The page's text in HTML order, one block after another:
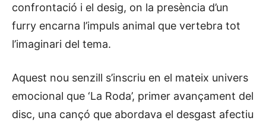
confrontació i el desig, on la presència d’un
furry encarna l’impuls animal que vertebra tot
l’imaginari del tema.
Aquest nou senzill s’inscriu en el mateix univers
emocional que ‘La Roda’, primer avançament del
disc, una cançó que abordava el desgast afectiu